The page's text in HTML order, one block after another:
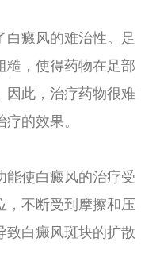
癜风的难治性。足
糙，使得药物在足部
因此，治疗药物很难
的效果。
使白癜风的治疗受
，不断受到摩擦和压
致白癜风斑块的扩散